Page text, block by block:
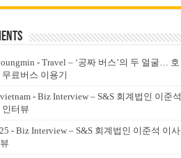
- Travel – ‘공짜 버스’의 두 얼굴… 호
료버스 이용기
- Biz Interview – S&S 회계법인 이준석
터뷰
- Biz Interview – S&S 회계법인 이준석 이사